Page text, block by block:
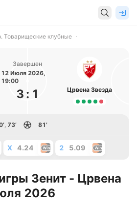
Товарищеские клубные
Завершен
12 Июля 2026,
19:00
3 : 1 Црвена Звезда
, 73’ 81’
X 4.24 2 5.09
Зенит - Црвена
2026